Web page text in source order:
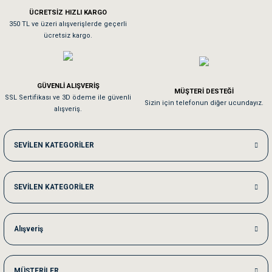
Sa**** On******
Kedilerim beğeniyorlar. Memnunuz. Uygun fiyatta olması iyi.
Me***** Ya******
Akşam verdiğim sipariş bir sonraki gün elime ulaştı. Jack russell köpeğim
Ka***** Ar******
Ufak bir sorun harici sorun olmadı sağolsunlar onuda hemen çözdüler
ÜCRETSİZ HIZLI KARGO
350 TL ve üzeri alışverişlerde geçerli
ücretsiz kargo.
GÜVENLİ ALIŞVERİŞ
SSL Sertifikası ve 3D ödeme ile güvenli
alışveriş.
MÜŞTERİ DESTEĞİ
Sizin için telefonun diğer ucundayız.
SEVİLEN KATEGORİLER
SEVİLEN KATEGORİLER
Alışveriş